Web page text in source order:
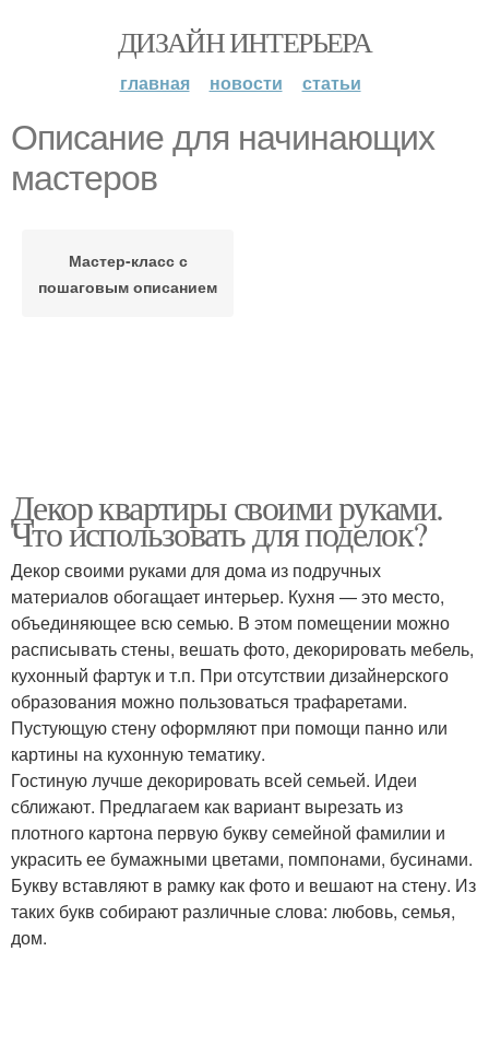
ДИЗАЙН ИНТЕРЬЕРА
главная новости статьи
Описание для начинающих
мастеров
Мастер-класс с
пошаговым описанием
Декор квартиры своими руками.
Что использовать для поделок?
Декор своими руками для дома из подручных
материалов обогащает интерьер. Кухня — это место,
объединяющее всю семью. В этом помещении можно
расписывать стены, вешать фото, декорировать мебель,
кухонный фартук и т.п. При отсутствии дизайнерского
образования можно пользоваться трафаретами.
Пустующую стену оформляют при помощи панно или
картины на кухонную тематику.
Гостиную лучше декорировать всей семьей. Идеи
сближают. Предлагаем как вариант вырезать из
плотного картона первую букву семейной фамилии и
украсить ее бумажными цветами, помпонами, бусинами.
Букву вставляют в рамку как фото и вешают на стену. Из
таких букв собирают различные слова: любовь, семья,
дом.